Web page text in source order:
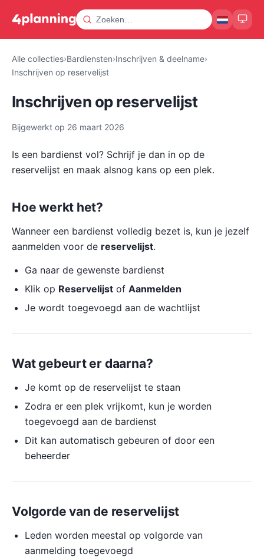
Alle collecties›Bardiensten›Inschrijven & deelname›
Inschrijven op reservelijst
Inschrijven op reservelijst
Bijgewerkt op 26 maart 2026
Is een bardienst vol? Schrijf je dan in op de
reservelijst en maak alsnog kans op een plek.
Hoe werkt het?
Wanneer een bardienst volledig bezet is, kun je jezelf
aanmelden voor de reservelijst.
Ga naar de gewenste bardienst
Klik op Reservelijst of Aanmelden
Je wordt toegevoegd aan de wachtlijst
Wat gebeurt er daarna?
Je komt op de reservelijst te staan
Zodra er een plek vrijkomt, kun je worden
toegevoegd aan de bardienst
Dit kan automatisch gebeuren of door een
beheerder
Volgorde van de reservelijst
Leden worden meestal op volgorde van
aanmelding toegevoegd